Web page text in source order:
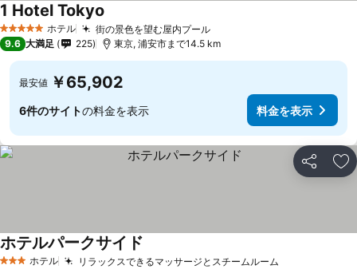
5 ホテルのランク
ホテル 街の景色を望む屋内プール
1 Hotel Tokyo
9.6 大満足 225 東京, 浦安市まで14.5 km
最安値 ￥65,902
6件のサイトの料金を表示 料金を表示
シェア お
3 ホテルのランク
ホテル リラックスできるマッサージとスチームルーム
ホテルパークサイド